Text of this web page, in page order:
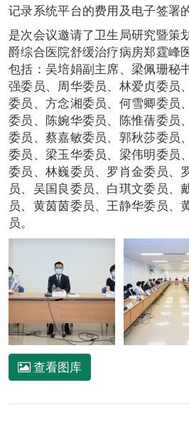
记录系统平台的费用及电子签署
是次会议邀请了卫生局研究暨策
爵综合医院舒缓治疗病房郑霆峰
包括：吴培娟副主席、梁佩珊秘
强委员、周华委员、林爱贞委员
委员、方念湘委员、何雪卿委员
委员、陈婉华委员、陈惟蒨委员
委员、蔡嘉敏委员、郭秋莎委员
委员、梁玉华委员、梁伟明委员
委员、林巍委员、罗肖金委员、
员、吴国良委员、白琪文委员、
员、黄茵茵委员、王静华委员、
员。
查看图库